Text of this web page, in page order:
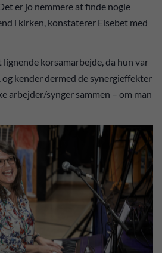
er jo nemmere at finde nogle
i kirken, konstaterer Elsebet med
korsamarbejde, da hun var
kender dermed de synergieffekter
arbejder/synger sammen – om man